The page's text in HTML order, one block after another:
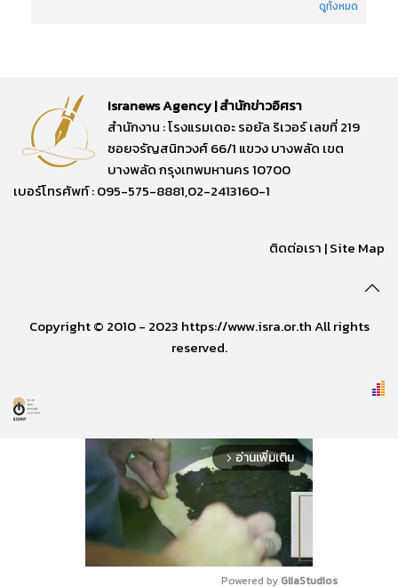
ดูทั้งหมด
Isranews Agency | สำนักข่าวอิศรา
สำนักงาน : โรงแรมเดอะ รอยัล ริเวอร์ เลขที่ 219
ซอยจรัญสนิทวงศ์ 66/1 แขวง บางพลัด เขต
บางพลัด กรุงเทพมหานคร 10700
เบอร์โทรศัพท์ : 095-575-8881,02-2413160-1
ติดต่อเรา |Site Map
Copyright © 2010 - 2023 https://www.isra.or.th All rights
reserved.
arrow_forward_ios อ่านเพิ่มเติม
Powered by GliaStudios